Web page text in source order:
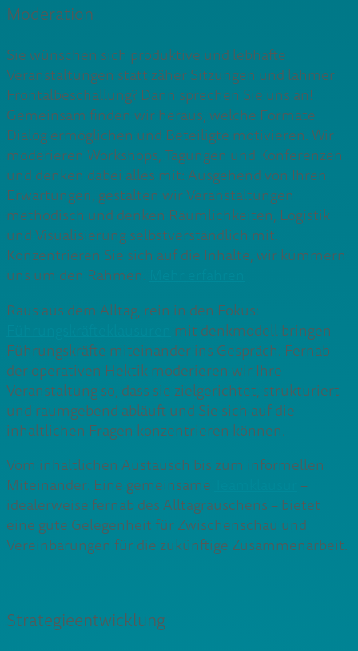
Moderation
Sie wünschen sich produktive und lebhafte
Veranstaltungen statt zäher Sitzungen und lahmer
Frontalbeschallung? Dann sprechen Sie uns an!
Gemeinsam finden wir heraus, welche Formate
Dialog ermöglichen und Beteiligte motivieren. Wir
moderieren Workshops, Tagungen und Konferenzen
und denken dabei alles mit: Ausgehend von Ihren
Erwartungen, gestalten wir Veranstaltungen
methodisch und denken Räumlichkeiten, Logistik
und Visualisierung selbstverständlich mit.
Konzentrieren Sie sich auf die Inhalte, wir kümmern
uns um den Rahmen.
Raus aus dem Alltag, rein in den Fokus:
mit denkmodell bringen
Führungskräfte miteinander ins Gespräch. Fernab
der operativen Hektik moderieren wir Ihre
Veranstaltung so, dass sie zielgerichtet, strukturiert
und raumgebend abläuft und Sie sich auf die
inhaltlichen Fragen konzentrieren können.
Vom inhaltlichen Austausch bis zum informellen
Miteinander: Eine gemeinsame
–
idealerweise fernab des Alltagrauschens – bietet
eine gute Gelegenheit für Zwischenschau und
Vereinbarungen für die zukünftige Zusammenarbeit.
Strategieentwicklung